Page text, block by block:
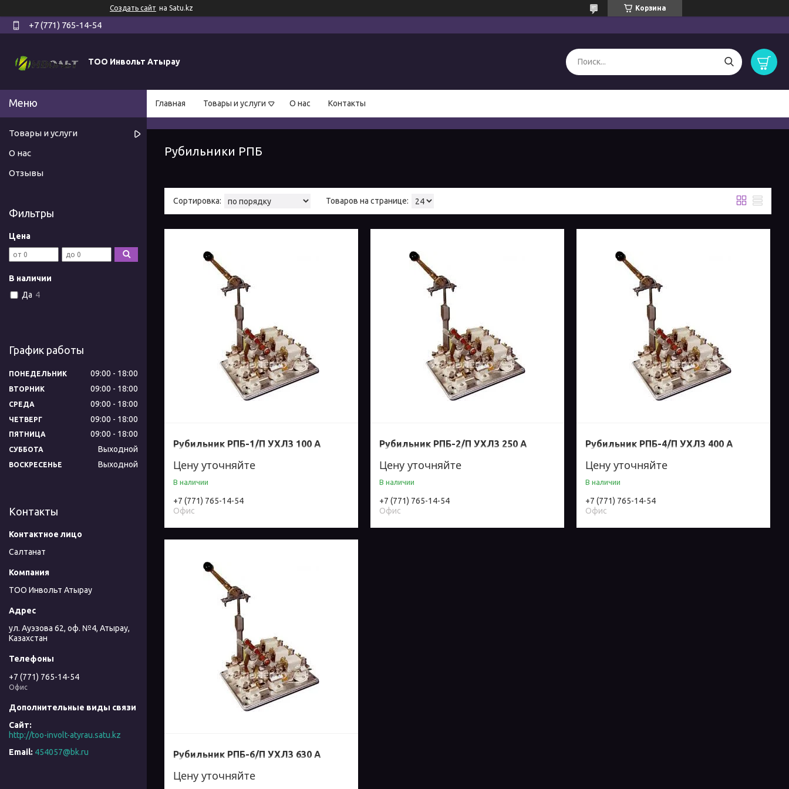
Создать сайт на Satu.kz Корзина
+7 (771) 765-14-54
ТОО Инвольт Атырау
Главная Товары и услуги О нас Контакты
Рубильники РПБ
Рубильник РПБ-1/П УХЛ3 100 А
Цену уточняйте
В наличии
+7 (771) 765-14-54
Офис
Рубильник РПБ-2/П УХЛ3 250 А
Цену уточняйте
В наличии
+7 (771) 765-14-54
Офис
Рубильник РПБ-4/П УХЛ3 400 А
Цену уточняйте
В наличии
+7 (771) 765-14-54
Офис
Рубильник РПБ-6/П УХЛ3 630 А
Цену уточняйте
Товары и услуги
О нас
Отзывы
Фильтры
Цена
В наличии
Да 4
График работы
ПОНЕДЕЛЬНИК 09:00 18:00
ВТОРНИК 09:00 18:00
СРЕДА 09:00 18:00
ЧЕТВЕРГ 09:00 18:00
ПЯТНИЦА 09:00 18:00
СУББОТА Выходной
ВОСКРЕСЕНЬЕ Выходной
Контакты
Салтанат
ТОО Инвольт Атырау
ул. Ауэзова 62, оф. №4, Атырау,
Казахстан
+7 (771) 765-14-54
Офис
http://too-involt-atyrau.satu.kz
454057@bk.ru